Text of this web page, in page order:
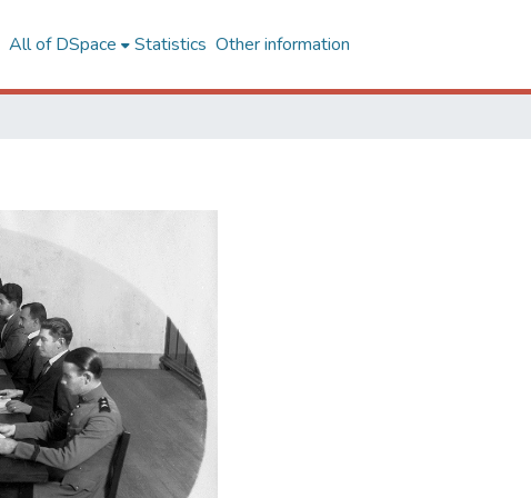
All of DSpace Statistics Other information